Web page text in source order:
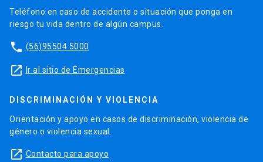
Teléfono en caso de accidente o situación que ponga en
riesgo tu vida dentro de algún campus.
phone (56)95504 5000
launch Ir al sitio de Emergencias
DISCRIMINACIÓN Y VIOLENCIA
Orientación y apoyo en casos de discriminación, violencia de
género o violencia sexual.
launch Contacto para apoyo